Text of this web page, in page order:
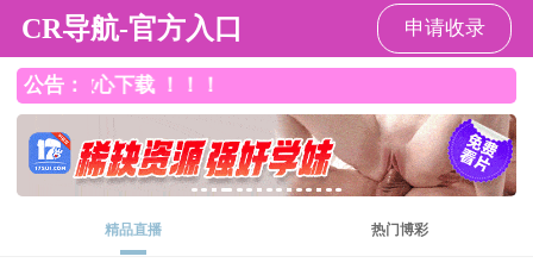
韩国色情
韩国色情 师资队伍